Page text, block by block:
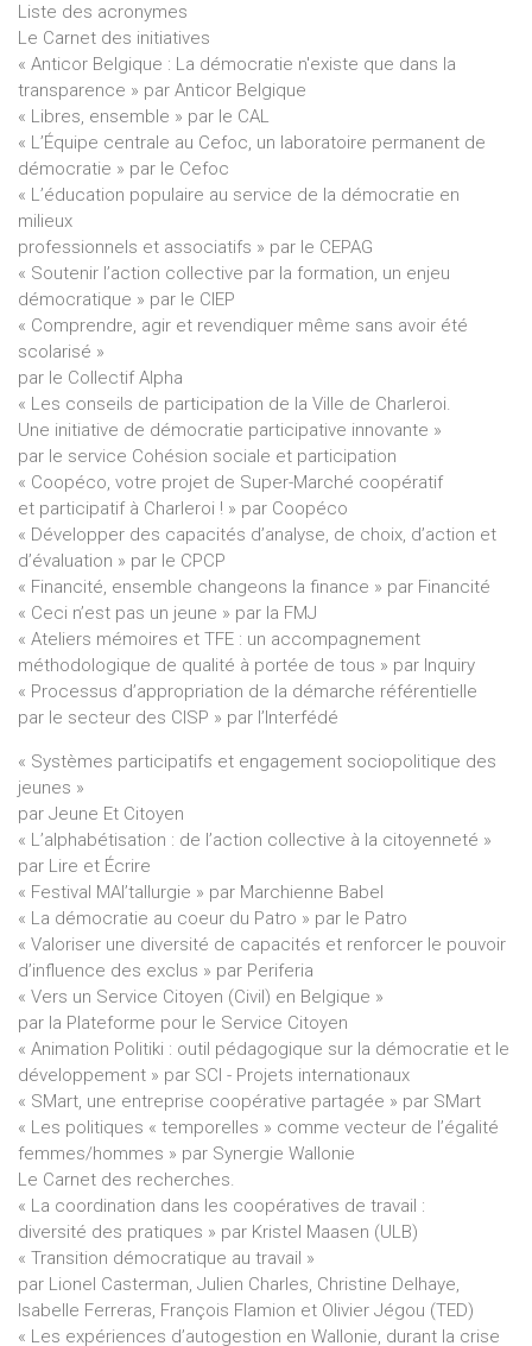
Liste des acronymes
Le Carnet des initiatives
« Anticor Belgique : La démocratie n'existe que dans la
transparence » par Anticor Belgique
« Libres, ensemble » par le CAL
« L’Équipe centrale au Cefoc, un laboratoire permanent de
démocratie » par le Cefoc
« L’éducation populaire au service de la démocratie en
milieux
professionnels et associatifs » par le CEPAG
« Soutenir l’action collective par la formation, un enjeu
démocratique » par le CIEP
« Comprendre, agir et revendiquer même sans avoir été
scolarisé »
par le Collectif Alpha
« Les conseils de participation de la Ville de Charleroi.
Une initiative de démocratie participative innovante »
par le service Cohésion sociale et participation
« Coopéco, votre projet de Super-Marché coopératif
et participatif à Charleroi ! » par Coopéco
« Développer des capacités d’analyse, de choix, d’action et
d’évaluation » par le CPCP
« Financité, ensemble changeons la finance » par Financité
« Ceci n’est pas un jeune » par la FMJ
« Ateliers mémoires et TFE : un accompagnement
méthodologique de qualité à portée de tous » par Inquiry
« Processus d’appropriation de la démarche référentielle
par le secteur des CISP » par l’Interfédé
« Systèmes participatifs et engagement sociopolitique des
jeunes »
par Jeune Et Citoyen
« L’alphabétisation : de l’action collective à la citoyenneté »
par Lire et Écrire
« Festival MAI’tallurgie » par Marchienne Babel
« La démocratie au coeur du Patro » par le Patro
« Valoriser une diversité de capacités et renforcer le pouvoir
d’influence des exclus » par Periferia
« Vers un Service Citoyen (Civil) en Belgique »
par la Plateforme pour le Service Citoyen
« Animation Politiki : outil pédagogique sur la démocratie et le
développement » par SCI - Projets internationaux
« SMart, une entreprise coopérative partagée » par SMart
« Les politiques « temporelles » comme vecteur de l’égalité
femmes/hommes » par Synergie Wallonie
Le Carnet des recherches.
« La coordination dans les coopératives de travail :
diversité des pratiques » par Kristel Maasen (ULB)
« Transition démocratique au travail »
par Lionel Casterman, Julien Charles, Christine Delhaye,
Isabelle Ferreras, François Flamion et Olivier Jégou (TED)
« Les expériences d’autogestion en Wallonie, durant la crise